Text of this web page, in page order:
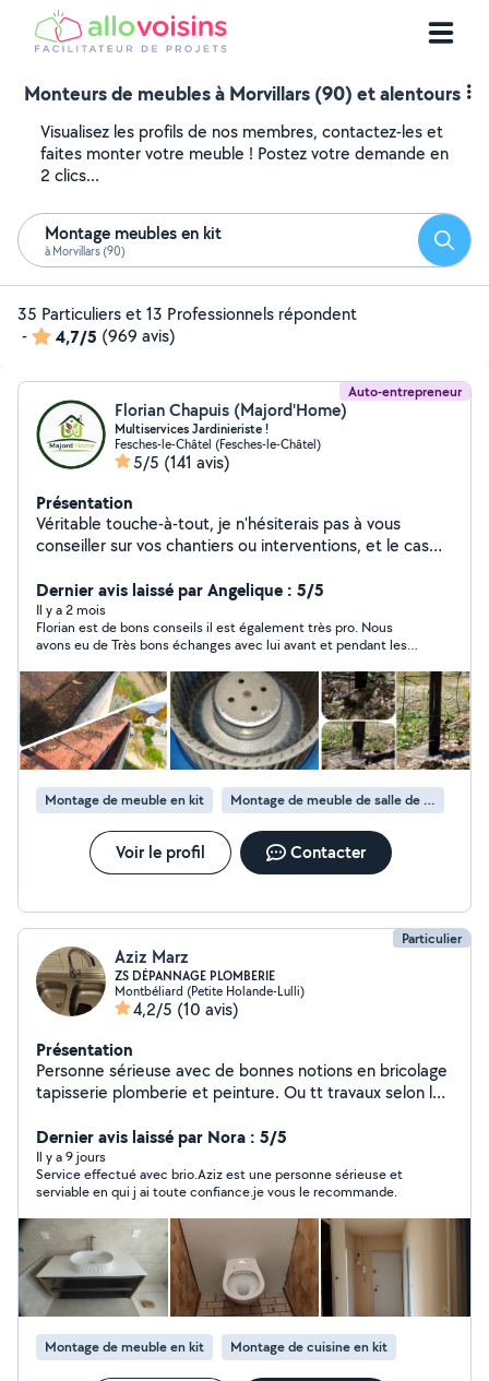
Monteurs de meubles à Morvillars (90) et alentours
Visualisez les profils de nos membres, contactez-les et
faites monter votre meuble ! Postez votre demande en
2 clics...
Montage meubles en kit
à Morvillars (90)
35 Particuliers et 13 Professionnels répondent
-
4,7/5 (969 avis)
Auto-entrepreneur
Florian Chapuis (Majord'Home)
Multiservices Jardinieriste !
Fesches-le-Châtel (Fesches-le-Châtel)
5/5 (141 avis)
Présentation
Véritable touche-à-tout, je n'hésiterais pas à vous
conseiller sur vos chantiers ou interventions, et le cas
Mon objectif est de proposer des solutions
[éco]nomiques/logiques, afin de rendre vos
environnements plus agréables. Je réponds à toute
demande sans exception, le plus rapidement possible,
mais toujours sans précipitation. Mes champs de
compétences : - Entretien, montage de VMC - Entretien
paysager, aménagement du jardin, - Installation filtre à
eau sur/sous évier - Montage de meubles,
aménagement complet - Dépannage et réparation
électroménager, électronique ️ - Nettoyage,
débouchage et vérification gouttières - Nettoyage
panneaux solaires - Conseil multi-domaines La liste est
non exhaustive, n'hésitez pas à me demander si une de
vos envies, idées ou problématiques peuvent se
Dernier avis laissé par Angelique : 5/5
Il y a 2 mois
Florian est de bons conseils il est également très pro. Nous
avons eu de Très bons échanges avec lui avant et pendant les
Florian les yeux fermés. De plus c’est une Personne agréable et
consciencieuse. Nous referons très certainement appel à lui
pour d’autres travaux à venir.
Montage de meuble en kit Montage de meuble de salle de bain en kit
Voir le profil Contacter
Particulier
Aziz Marz
ZS DÉPANNAGE PLOMBERIE
Montbéliard (Petite Holande-Lulli)
4,2/5 (10 avis)
Présentation
Personne sérieuse avec de bonnes notions en bricolage
tapisserie plomberie et peinture. Ou tt travaux selon la
A votre service
Dernier avis laissé par Nora : 5/5
Il y a 9 jours
Service effectué avec brio.Aziz est une personne sérieuse et
serviable en qui j ai toute confiance.je vous le recommande.
Montage de meuble en kit Montage de cuisine en kit